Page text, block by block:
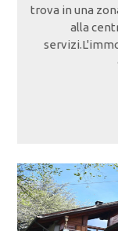
trova in una
alla